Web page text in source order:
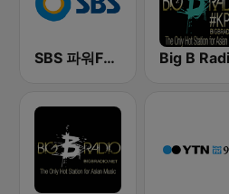
SBS 파워FM-SBS 라디오